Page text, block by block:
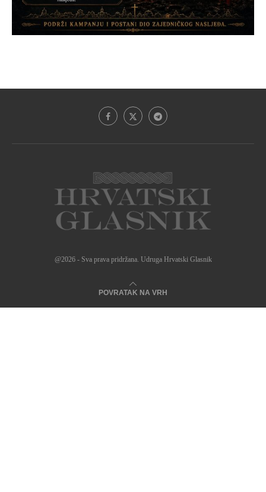
@2026 - Sva prava pridržana. Udruga Hrvatski Glasnik
POVRATAK NA VRH